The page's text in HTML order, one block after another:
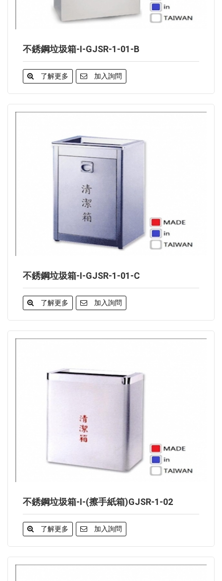
不銹鋼垃圾箱-I-GJSR-1-01-B
了解更多 加入詢問
不銹鋼垃圾箱-I-GJSR-1-01-C
了解更多 加入詢問
不銹鋼垃圾箱-I-(擦手紙箱)GJSR-1-02
了解更多 加入詢問